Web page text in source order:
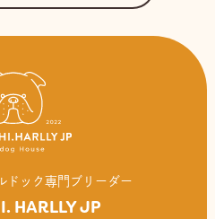
ドック専⾨ブリーダー
HARLLY JP